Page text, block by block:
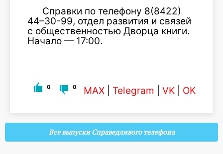
Справки по телефону 8(8422)
44–30-99, отдел развития и связей
с общественностью Дворца книги.
Начало — 17:00.
0 0 MAX Telegram VK OK
Все выпуски Справедливого телефона